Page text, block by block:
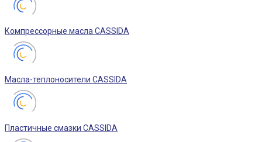
Компрессорные масла CASSIDA
Масла-теплоносители CASSIDA
Пластичные смазки CASSIDA